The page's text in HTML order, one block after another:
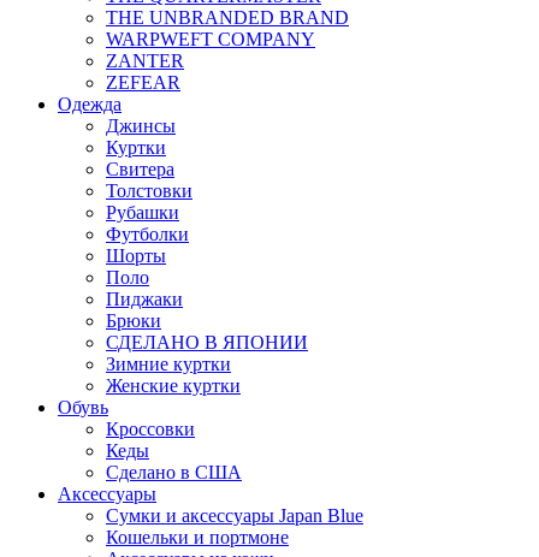
THE UNBRANDED BRAND
WARPWEFT COMPANY
ZANTER
ZEFEAR
Одежда
Джинсы
Куртки
Свитера
Толстовки
Рубашки
Футболки
Шорты
Поло
Пиджаки
Брюки
СДЕЛАНО В ЯПОНИИ
Зимние куртки
Женские куртки
Обувь
Кроссовки
Кеды
Сделано в США
Аксессуары
Сумки и аксессуары Japan Blue
Кошельки и портмоне